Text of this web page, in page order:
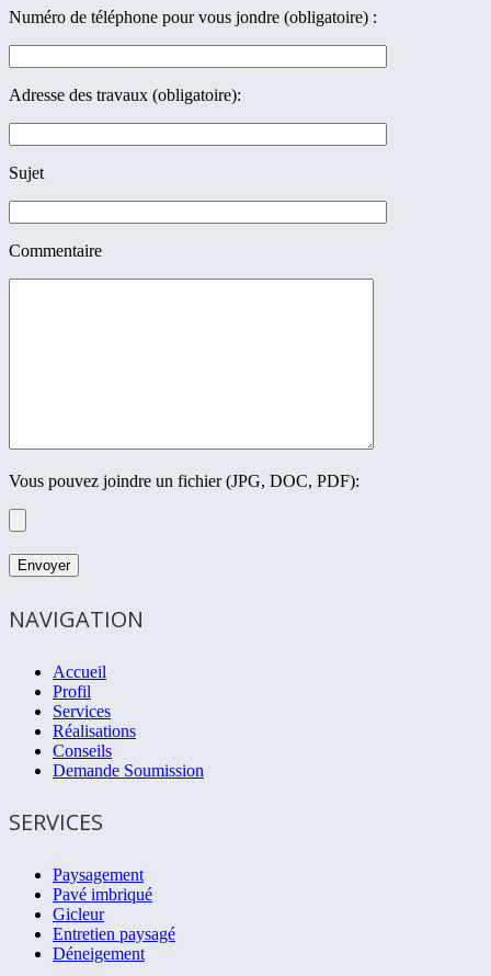
Numéro de téléphone pour vous jondre (obligatoire) :
Adresse des travaux (obligatoire):
Sujet
Commentaire
Vous pouvez joindre un fichier (JPG, DOC, PDF):
NAVIGATION
Accueil
Profil
Services
Réalisations
Conseils
Demande Soumission
SERVICES
Paysagement
Pavé imbriqué
Gicleur
Entretien paysagé
Déneigement